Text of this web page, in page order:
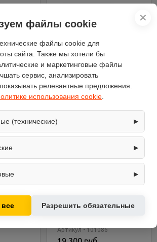
Eco BS-
см
BT8-3 243х243 см
Артикул - 101086
✕
файлы cookie
файлы cookie для
сайта. Также мы хотели бы
и маркетинговые файлы
сервис, анализировать
релевантные предложения.
использования cookie
(технические) ▶
работу сайта: оформление
в личный кабинет. Без них основные
▶
информацию о посещениях и
(например, счётчики аналитики),
▶
ваших интересов.
Разрешить обязательные